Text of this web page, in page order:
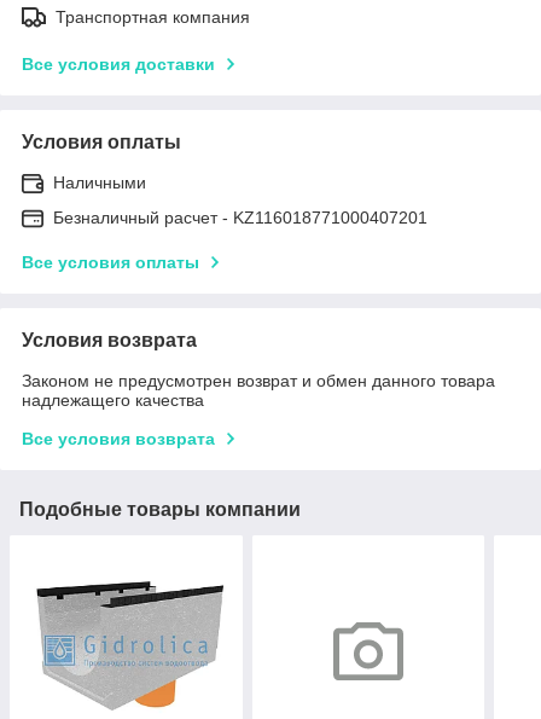
Транспортная компания
Все условия доставки
Условия оплаты
Наличными
Безналичный расчет - KZ116018771000407201
Все условия оплаты
Условия возврата
Законом не предусмотрен возврат и обмен данного товара
надлежащего качества
Все условия возврата
Подобные товары компании